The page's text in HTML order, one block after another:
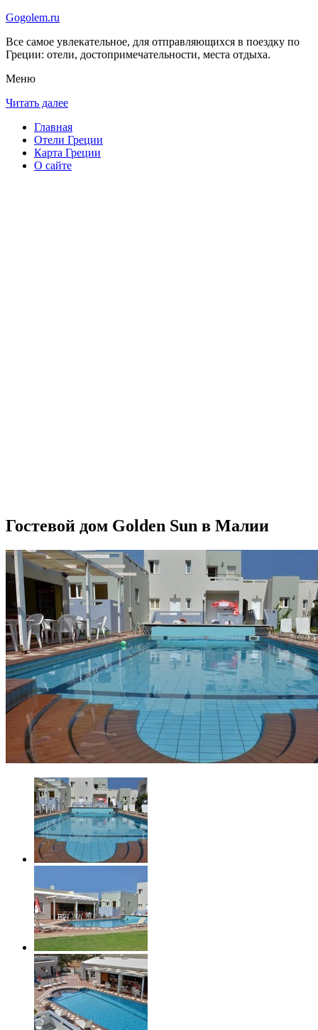
Gogolem.ru
Все самое увлекательное, для отправляющихся в поездку по
Греции: отели, достопримечательности, места отдыха.
Меню
Читать далее
Главная
Отели Греции
Карта Греции
О сайте
Гостевой дом Golden Sun в Малии